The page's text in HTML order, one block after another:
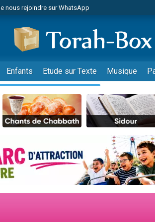
nous rejoindre sur WhatsApp
de faire un don pour 1 Journée de Vacances Pour
demander une bénédiction
nous rejoindre sur WhatsApp
étudier en groupe sur Zoom
de faire un don pour Diane, 80 ans, dans un
Maasser
nous rejoindre sur WhatsApp
de faire un don pour 5 jours de vacances aux
Maasser
demander une bénédiction
nous rejoindre sur WhatsApp
de faire un don pour Sauvez la jambe de Yohan
Enfants Etude sur Texte Musique